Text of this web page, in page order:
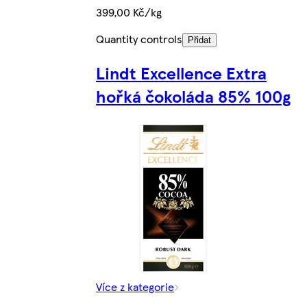
399,00 Kč/kg
Quantity controls
Přidat
Lindt Excellence Extra
hořká čokoláda 85% 100g
Více z kategorie